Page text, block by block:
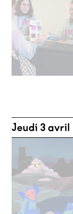
Jeudi 3 avril